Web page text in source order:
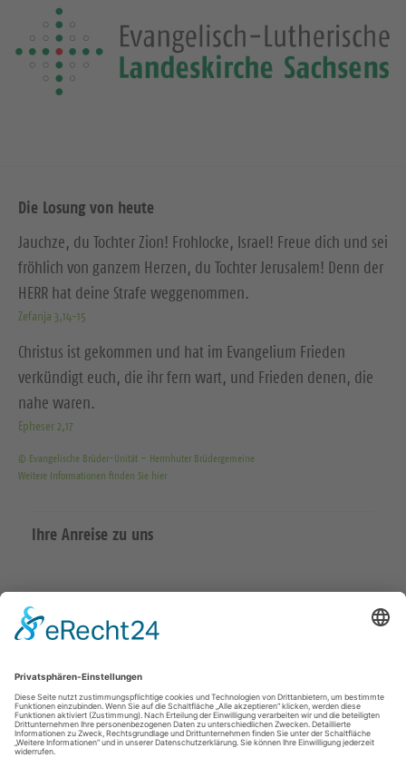
Die Losung von heute
Jauchze, du Tochter Zion! Frohlocke, Israel! Freue dich und sei
fröhlich von ganzem Herzen, du Tochter Jerusalem! Denn der
HERR hat deine Strafe weggenommen.
Zefanja 3,14-15
Christus ist gekommen und hat im Evangelium Frieden
verkündigt euch, die ihr fern wart, und Frieden denen, die
nahe waren.
Epheser 2,17
© Evangelische Brüder-Unität – Herrnhuter Brüdergemeine
Weitere Informationen finden Sie hier
Ihre Anreise zu uns